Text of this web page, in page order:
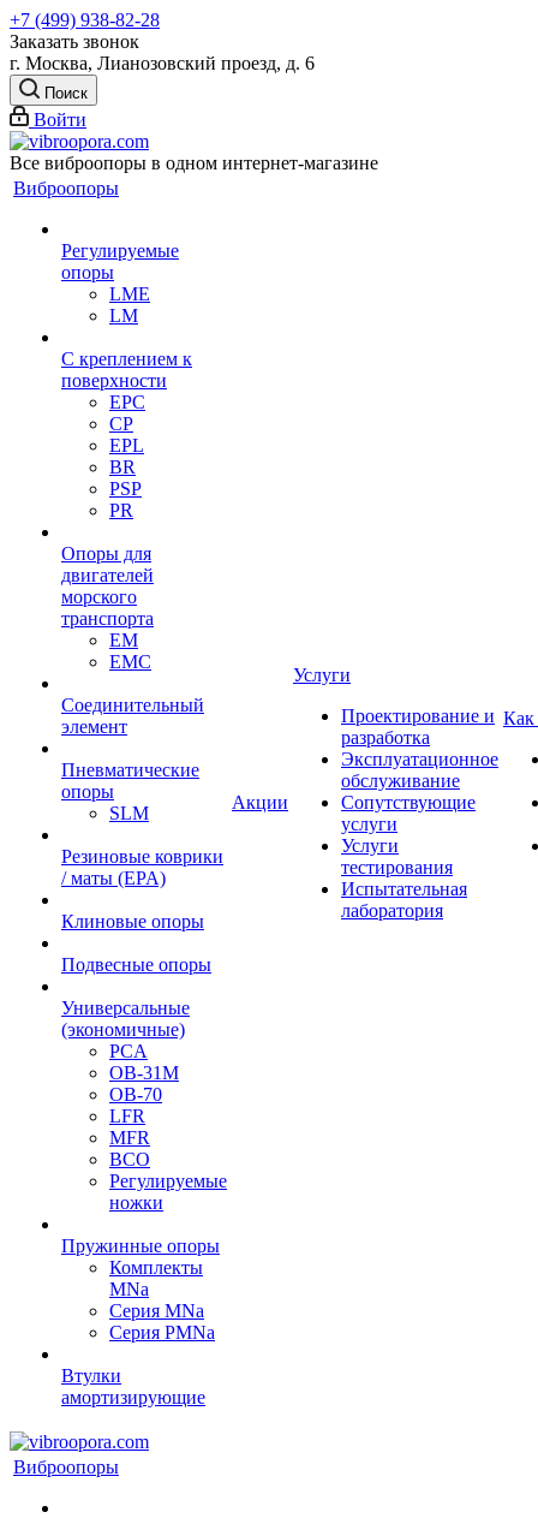
+7 (499) 938-82-28
Заказать звонок
г. Москва, Лианозовский проезд, д. 6
Поиск
Войти
Все виброопоры в одном интернет-магазине
Виброопоры
Регулируемые
опоры
LME
LM
С креплением к
поверхности
EPC
CP
EPL
BR
PSP
PR
Опоры для
двигателей
морского
транспорта
EM
EMC
Cоединительный
элемент
Пневматические
опоры
SLM
Резиновые коврики
/ маты (EPA)
Клиновые опоры
Подвесные опоры
Универсальные
(экономичные)
PCA
ОВ-31М
OB-70
LFR
MFR
ВСО
Регулируемые
ножки
Пружинные опоры
Комплекты
MNa
Серия MNa
Серия PMNa
Втулки
амортизирующие
Акции
Услуги
Проектирование и
разработка
Эксплуатационное
обслуживание
Сопутствующие
услуги
Услуги
тестирования
Испытательная
лаборатория
Как
Виброопоры